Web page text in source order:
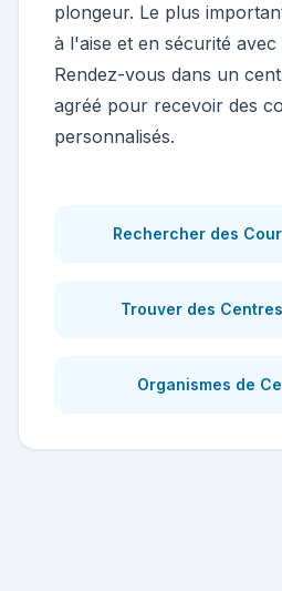
plongeur. Le plus
à l'aise et en sécurité
Rendez-vous dans un
agréé pour recevoir des
personnalisés.
Rechercher des
Trouver des
Organismes de